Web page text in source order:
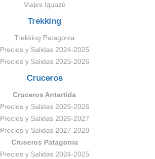
Viajes Iguazú
Trekking
Trekking Patagonia
Precios y Salidas 2024-2025
Precios y Salidas 2025-2026
Cruceros
Cruceros Antartida
Precios y Salidas 2025-2026
Precios y Salidas 2026-2027
Precios y Salidas 2027-2028
Cruceros Patagonia
Precios y Salidas 2024-2025